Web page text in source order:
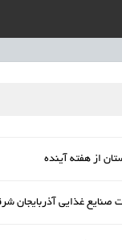
راه‌اندازی «کارخانه
از هفته آینده